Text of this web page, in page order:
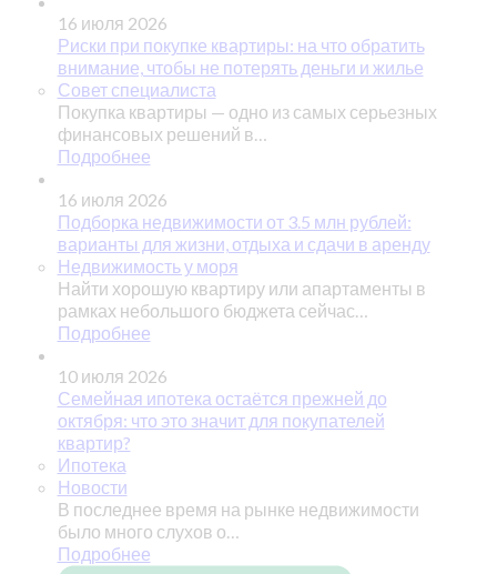
16 июля 2026
Риски при покупке квартиры: на что обратить
внимание, чтобы не потерять деньги и жилье
Совет специалиста
Покупка квартиры — одно из самых серьезных
финансовых решений в…
Подробнее
16 июля 2026
Подборка недвижимости от 3.5 млн рублей:
варианты для жизни, отдыха и сдачи в аренду
Недвижимость у моря
Найти хорошую квартиру или апартаменты в
рамках небольшого бюджета сейчас…
Подробнее
10 июля 2026
Семейная ипотека остаётся прежней до
октября: что это значит для покупателей
квартир?
Ипотека
Новости
В последнее время на рынке недвижимости
было много слухов о…
Подробнее